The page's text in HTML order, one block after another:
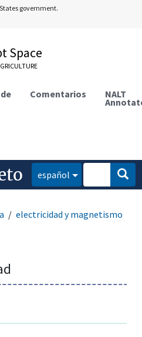
government.
Space
Comentarios NALT
español
electricidad y magnetismo